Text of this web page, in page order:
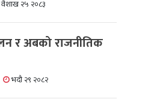
वैशाख २५ २०८३
र अबको राजनीतिक
भदौ २९ २०८२